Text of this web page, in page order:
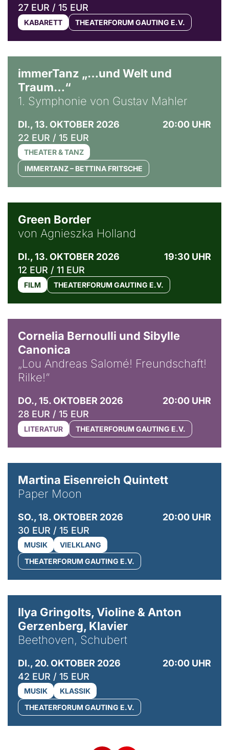
27 EUR / 15 EUR
KABARETT THEATERFORUM GAUTING E.V.
immerTanz „…und Welt und
Traum…“
1. Symphonie von Gustav Mahler
DI., 13. OKTOBER 2026
20:00 UHR
22 EUR / 15 EUR
THEATER & TANZ
IMMERTANZ – BETTINA FRITSCHE
Green Border
von Agnieszka Holland
DI., 13. OKTOBER 2026
19:30 UHR
12 EUR / 11 EUR
FILM THEATERFORUM GAUTING E.V.
Cornelia Bernoulli und Sibylle
Canonica
„Lou Andreas Salomé! Freundschaft!
Rilke!“
DO., 15. OKTOBER 2026
20:00 UHR
28 EUR / 15 EUR
LITERATUR THEATERFORUM GAUTING E.V.
Martina Eisenreich Quintett
Paper Moon
SO., 18. OKTOBER 2026
20:00 UHR
30 EUR / 15 EUR
MUSIK
VIELKLANG
THEATERFORUM GAUTING E.V.
Ilya Gringolts, Violine & Anton
Gerzenberg, Klavier
Beethoven, Schubert
DI., 20. OKTOBER 2026
20:00 UHR
42 EUR / 15 EUR
MUSIK
KLASSIK
THEATERFORUM GAUTING E.V.